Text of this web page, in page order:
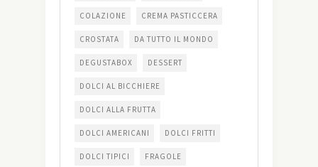
COLAZIONE CREMA PASTICCERA
CROSTATA DA TUTTO IL MONDO
DEGUSTABOX DESSERT
DOLCI AL BICCHIERE
DOLCI ALLA FRUTTA
DOLCI AMERICANI DOLCI FRITTI
DOLCI TIPICI FRAGOLE